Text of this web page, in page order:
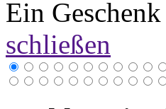
Ein
schließen